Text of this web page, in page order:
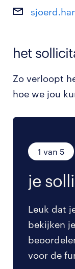
het
Zo verloopt
hoe we jou
1 van 5
je
Leuk dat
bekijken
voor de